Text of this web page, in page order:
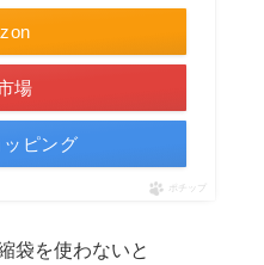
場
ピング
ポチップ
袋を使わないと